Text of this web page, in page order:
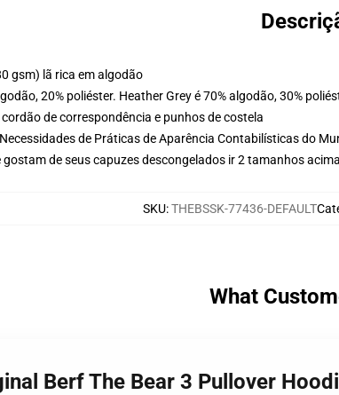
gsm) lã rica em algodão
20% poliéster. Heather Grey é 70% algodão, 30%
de correspondência e punhos de costela
de Práticas de Aparência Contabilísticas do
de seus capuzes descongelados ir 2 tamanhos acima
SKU:THEBSSK-77436-DEFAULT
What
Berf The Bear 3 Pullover